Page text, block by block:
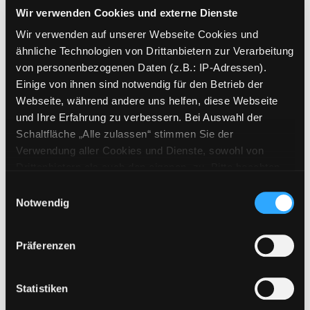
Wir verwenden Cookies und externe Dienste
Wir verwenden auf unserer Webseite Cookies und
ähnliche Technologien von Drittanbietern zur Verarbeitung
von personenbezogenen Daten (z.B.: IP-Adressen).
Einige von ihnen sind notwendig für den Betrieb der
Webseite, während andere uns helfen, diese Webseite
und Ihre Erfahrung zu verbessern. Bei Auswahl der
Schaltfläche „Alle zulassen“ stimmen Sie der
Verwendung aller Cookies und Dienste, sowohl von
Cookies von Drittanbietern, eine Verarbeitung in
unsicheren Drittländern (Länder außerhalb des EWR
ohne adäquates Datenschutzniveau) stattfinden kann. In
diesem Zusammenhang können aktuell Risiken für
Eine Verarbeitung durch solche Cookies oder Dienste
erfolgt nur, wenn Sie die jeweilige Einwilligung erteilen
Notwendig
Präferenzen
Statistiken
[Lesung]
Mediengruppe:eAudio
Suche nach diesem Verfasser
Beschreibung ein-/ausblenden
Mehr Informationen ein-/ausblenden
Zweigstelle:
Standort 2:
Vorbestellungen: